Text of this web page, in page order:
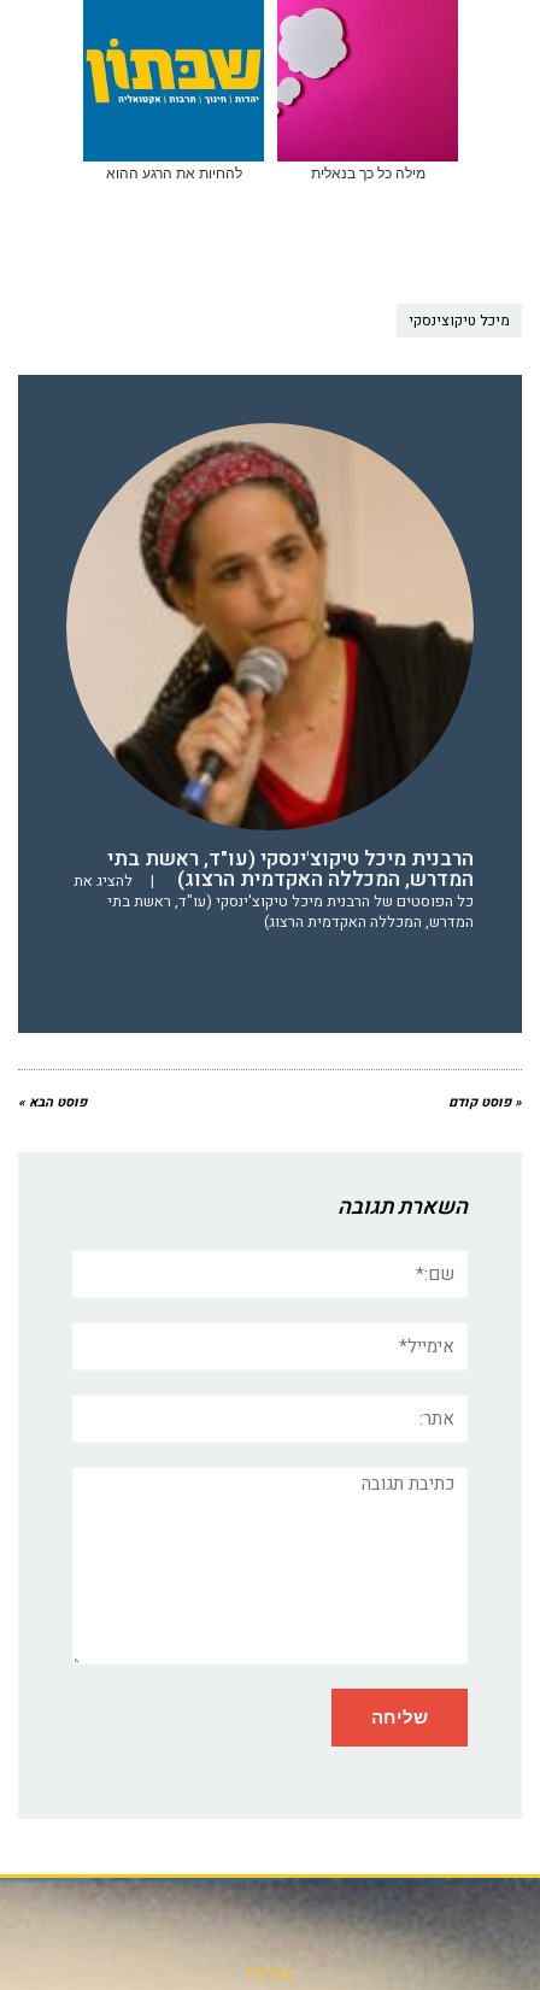
מילה כל כך בנאלית להחיות את הרגע ההוא
מיכל טיקוצינסקי
הרבנית מיכל טיקוצ'ינסקי (עו"ד, ראשת בתי
המדרש, המכללה האקדמית הרצוג) |
להציג את
כל הפוסטים של הרבנית מיכל טיקוצ'ינסקי (עו"ד, ראשת בתי
המדרש, המכללה האקדמית הרצוג)
« פוסט קודם פוסט הבא »
השארת תגובה
תגובה
אודות